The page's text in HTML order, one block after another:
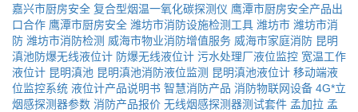
嘉兴市厨房安全 复合型烟温一氧化碳探测仪 鹰潭市厨房安全产品出
口合作 鹰潭市厨房安全 潍坊市消防设施检测工具 潍坊市 潍坊市消
防 潍坊市消防检测 威海市物业消防增值服务 威海市家庭消防 昆明
滇池防爆无线液位计 防爆无线液位计 污水处理厂液位监控 宽温工作
液位计 昆明滇池 昆明滇池消防液位监测 昆明滇池液位计 移动端液
位监控系统 液位计产品说明书 智慧消防产品 消防物联网设备 4G*立
烟感探测器参数 消防产品报价 无线烟感探测器测试套件 孟加拉 孟